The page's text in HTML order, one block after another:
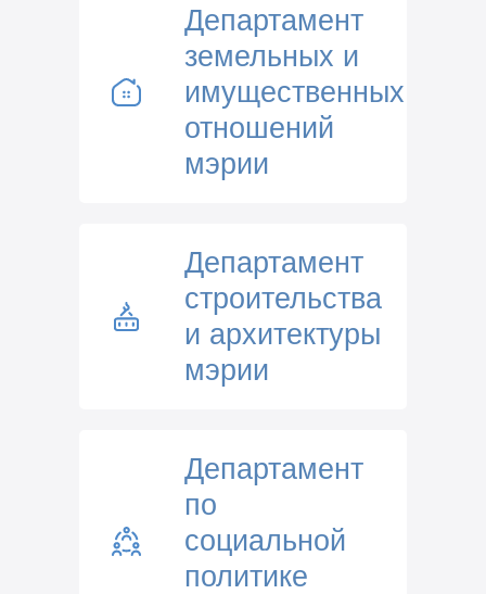
Департамент
земельных и
имущественных
отношений
мэрии
Департамент
строительства
и архитектуры
мэрии
Департамент
по
социальной
политике